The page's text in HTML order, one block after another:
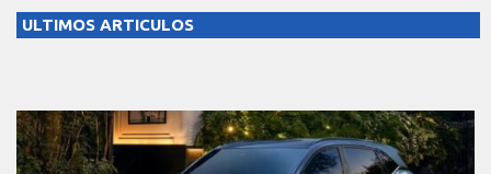
ULTIMOS ARTICULOS